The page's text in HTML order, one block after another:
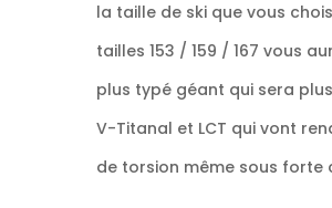
la taille de ski que vous
tailles 153 / 159 / 167 vous
plus typé géant qui sera
V-Titanal et LCT qui vont
de torsion même sous forte